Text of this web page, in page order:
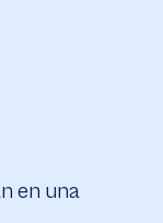
en una